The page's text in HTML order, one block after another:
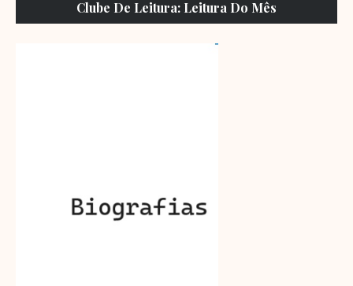
Clube De Leitura: Leitura Do Mês